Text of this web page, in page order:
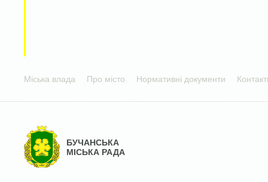
Міська влада Про місто Нормативні документи
БУЧАНСЬКА
МІСЬКА РАДА